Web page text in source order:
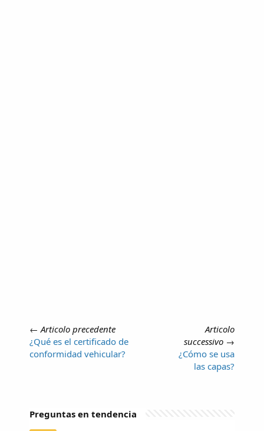
← Articolo precedente
¿Qué es el certificado de
conformidad vehicular?
Articolo
successivo →
¿Cómo se usa
las capas?
Preguntas en tendencia